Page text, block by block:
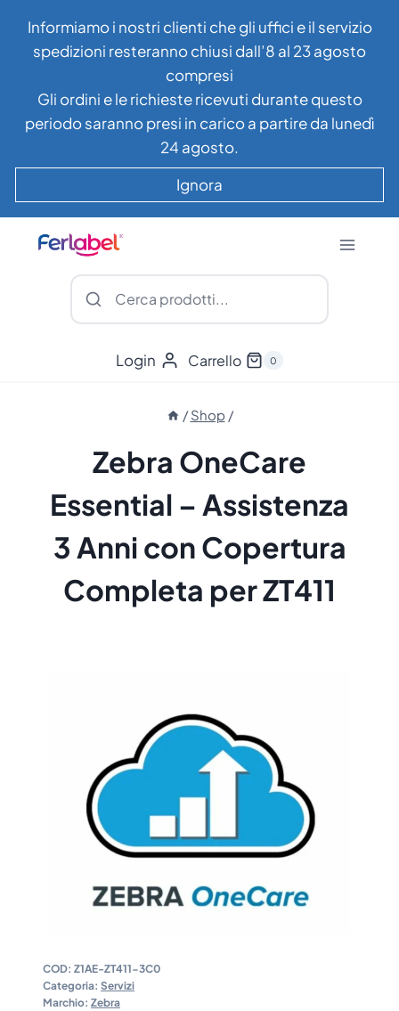
contenuto
Informiamo i nostri clienti che gli uffici e il servizio
spedizioni resteranno chiusi dall’8 al 23 agosto
compresi
Gli ordini e le richieste ricevuti durante questo
periodo saranno presi in carico a partire da lunedì
24 agosto.
Ignora
Login Carrello 0
/ Shop /
Zebra OneCare
Essential – Assistenza
3 Anni con Copertura
Completa per ZT411
COD: Z1AE-ZT411-3C0
Categoria: Servizi
Marchio: Zebra